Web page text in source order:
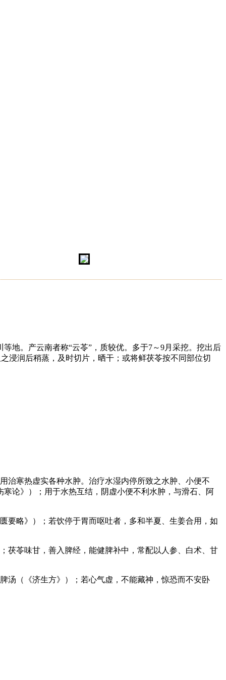
地。产云南者称“云苓”，质较优。多于7～9月采挖。挖出后
浸润后稍蒸，及时切片，晒干；或将鲜茯苓按不同部位切
治寒热虚实各种水肿。治疗水湿内停所致之水肿、小便不
论》）；用于水热互结，阴虚小便不利水肿，与滑石、阿
要略》）；若饮停于胃而呕吐者，多和半夏、生姜合用，如
茯苓味甘，善入脾经，能健脾补中，常配以人参、白术、甘
汤（《济生方》）；若心气虚，不能藏神，惊恐而不安卧